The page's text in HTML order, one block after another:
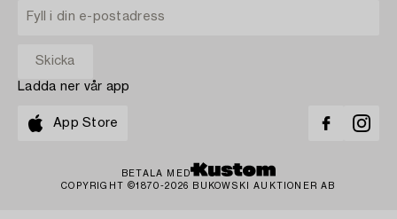
Ladda ner vår app
App Store
BETALA MED
COPYRIGHT ©1870-2026 BUKOWSKI AUKTIONER AB